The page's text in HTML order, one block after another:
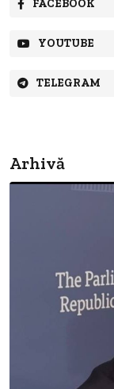
FACEBOOK
YOUTUBE
TELEGRAM
Arhivă